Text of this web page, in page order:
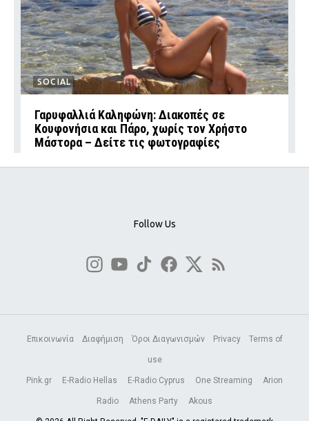
SOCIAL
Γαρυφαλλιά Καληφώνη: Διακοπές σε
Κουφονήσια και Πάρο, χωρίς τον Χρήστο
Μάστορα – Δείτε τις φωτογραφίες
Follow Us
Επικοινωνία Διαφήμιση Όροι Διαγωνισμών Privacy Terms of
use
Pink.gr E-Radio Hellas E-Radio Cyprus One Streaming Arion
Radio Athens Party Akous